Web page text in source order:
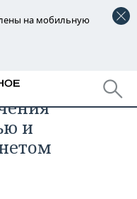
на мобильную
составить
и